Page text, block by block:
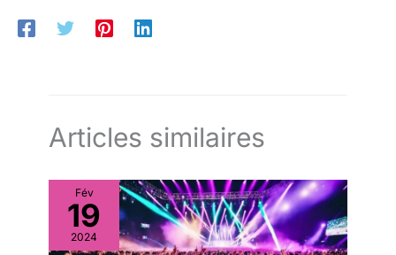
Articles similaires
Fév
19
2024